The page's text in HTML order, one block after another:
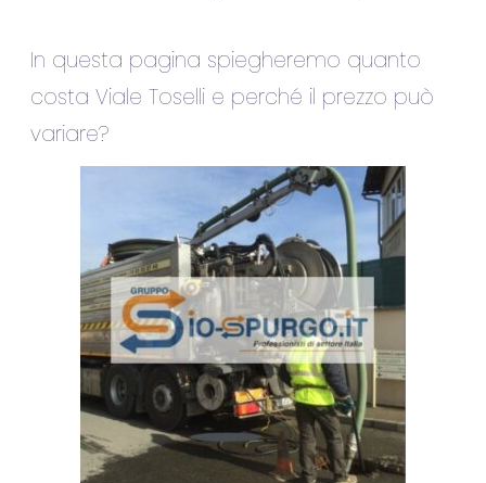
In questa pagina spiegheremo quanto
costa Viale Toselli e perché il prezzo può
variare?